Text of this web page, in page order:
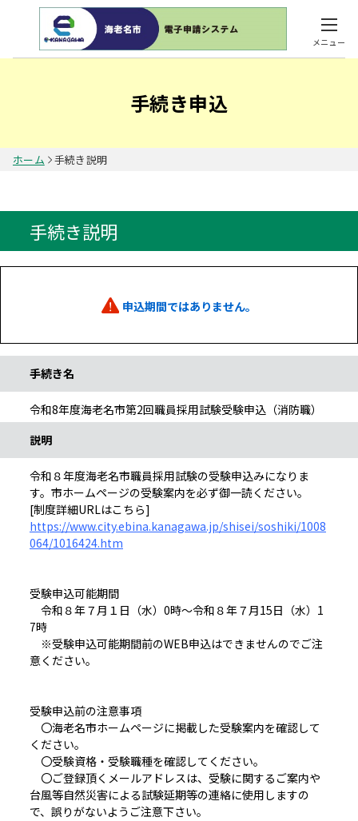
メニュー
手続き申込
ホーム 手続き説明
手続き説明
申込期間ではありません。
手続き名
令和8年度海老名市第2回職員採用試験受験申込（消防職）
説明
令和８年度海老名市職員採用試験の受験申込みになりま
す。市ホームページの受験案内を必ず御一読ください。
[制度詳細URLはこちら]
https://www.city.ebina.kanagawa.jp/shisei/soshiki/1008
064/1016424.htm
受験申込可能期間
令和８年７月１日（水）0時～令和８年７月15日（水）1
7時
※受験申込可能期間前のWEB申込はできませんのでご注
意ください。
受験申込前の注意事項
〇海老名市ホームページに掲載した受験案内を確認して
ください。
〇受験資格・受験職種を確認してください。
〇ご登録頂くメールアドレスは、受験に関するご案内や
台風等自然災害による試験延期等の連絡に使用しますの
で、誤りがないようご注意下さい。